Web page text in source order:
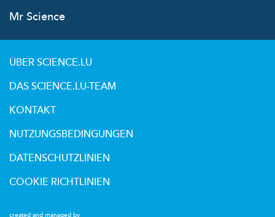
Mr Science
ÜBER SCIENCE.LU
DAS SCIENCE.LU-TEAM
KONTAKT
NUTZUNGSBEDINGUNGEN
DATENSCHUTZLINIEN
COOKIE RICHTLINIEN